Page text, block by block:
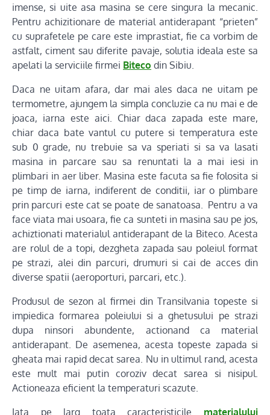
imense, si uite asa masina se cere singura la mecanic.
Pentru achizitionare de material antiderapant “prieten”
cu suprafetele pe care este imprastiat, fie ca vorbim de
astfalt, ciment sau diferite pavaje, solutia ideala este sa
apelati la serviciile firmei Biteco din Sibiu.
Daca ne uitam afara, dar mai ales daca ne uitam pe
termometre, ajungem la simpla concluzie ca nu mai e de
joaca, iarna este aici. Chiar daca zapada este mare,
chiar daca bate vantul cu putere si temperatura este
sub 0 grade, nu trebuie sa va speriati si sa va lasati
masina in parcare sau sa renuntati la a mai iesi in
plimbari in aer liber. Masina este facuta sa fie folosita si
pe timp de iarna, indiferent de conditii, iar o plimbare
prin parcuri este cat se poate de sanatoasa. Pentru a va
face viata mai usoara, fie ca sunteti in masina sau pe jos,
achiztionati materialul antiderapant de la Biteco. Acesta
are rolul de a topi, dezgheta zapada sau poleiul format
pe strazi, alei din parcuri, drumuri si cai de acces din
diverse spatii (aeroporturi, parcari, etc.).
Produsul de sezon al firmei din Transilvania topeste si
impiedica formarea poleiului si a ghetusului pe strazi
dupa ninsori abundente, actionand ca material
antiderapant. De asemenea, acesta topeste zapada si
gheata mai rapid decat sarea. Nu in ultimul rand, acesta
este mult mai putin coroziv decat sarea si nisipul.
Actioneaza eficient la temperaturi scazute.
Iata pe larg toata caracteristicile materialului